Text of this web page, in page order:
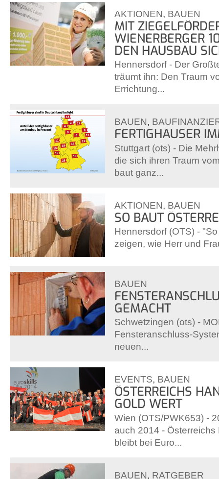
AKTIONEN, BAUEN
MIT
WIENERBERGER
DEN HAUSBAU
Hennersdorf - Der
träumt ihn: Den Traum
Errichtung...
BAUEN,
FERTIGHÄUSER
Stuttgart (ots) - Die
die sich ihren Traum
baut ganz...
AKTIONEN, BAUEN
SO BAUT
Hennersdorf (OTS) -
zeigen, wie Herr und
BAUEN
GEMACHT
Schwetzingen (ots) -
Fensteranschluss-
neuen...
EVENTS, BAUEN
ÖSTERREICHS
GOLD WERT
Wien (OTS/PWK653) -
auch 2014 -
bleibt bei Euro...
BAUEN, RATGEBER